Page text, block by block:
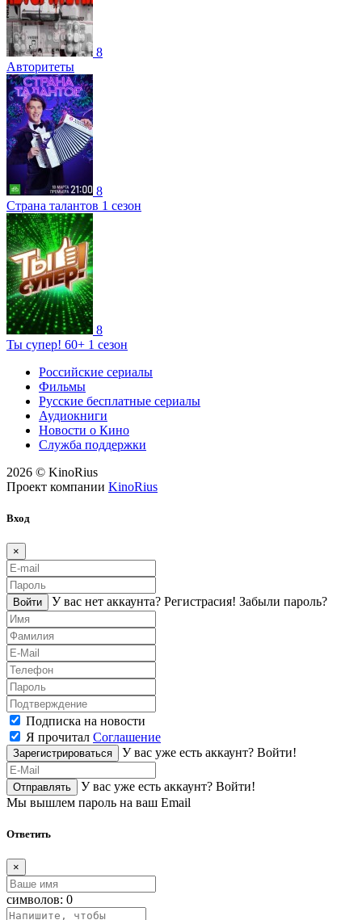
8
Авторитеты
8
Страна талантов 1 сезон
8
Ты супер! 60+ 1 сезон
Российские сериалы
Фильмы
Русские бесплатные сериалы
Аудиокниги
Новости о Кино
Служба поддержки
2026 © KinoRius
Проект компании KinoRius
Вход
×
Войти У вас нет аккаунта? Регистраcия! Забыли пароль?
Подписка на новости
Я прочитал Соглашение
Зарегистрироваться У вас уже есть аккаунт? Войти!
Отправлять У вас уже есть аккаунт? Войти!
Мы вышлем пароль на ваш Email
Ответить
×
символов: 0